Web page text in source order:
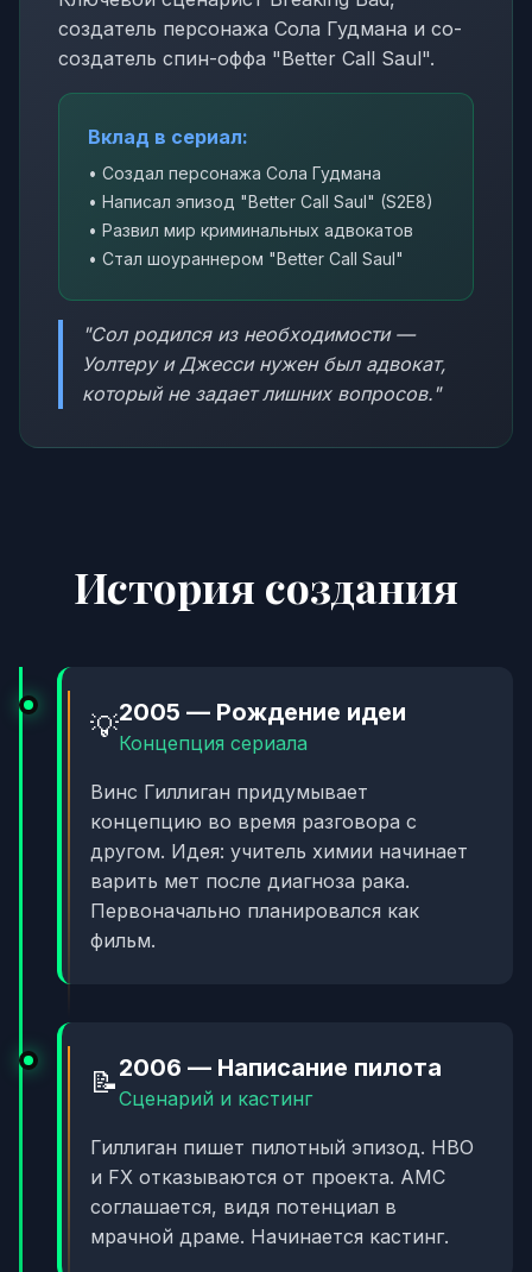
создатель персонажа Сола Гудмана и со-
создатель спин-оффа "Better Call Saul".
Вклад в сериал:
• Создал персонажа Сола Гудмана
• Написал эпизод "Better Call Saul" (S2E8)
• Развил мир криминальных адвокатов
• Стал шоураннером "Better Call Saul"
"Сол родился из необходимости —
Уолтеру и Джесси нужен был адвокат,
который не задает лишних вопросов."
История создания
💡2005 — Рождение идеи
Концепция сериала
Винс Гиллиган придумывает
концепцию во время разговора с
другом. Идея: учитель химии начинает
варить мет после диагноза рака.
Первоначально планировался как
фильм.
📝2006 — Написание пилота
Сценарий и кастинг
Гиллиган пишет пилотный эпизод. HBO
и FX отказываются от проекта. AMC
соглашается, видя потенциал в
мрачной драме. Начинается кастинг.